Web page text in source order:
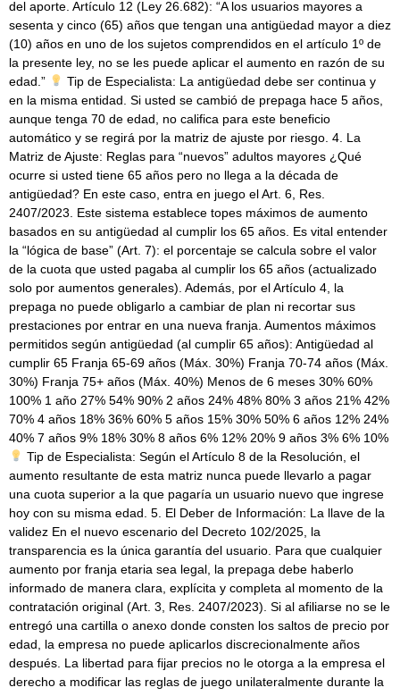
del aporte. Artículo 12 (Ley 26.682): “A los usuarios mayores a
sesenta y cinco (65) años que tengan una antigüedad mayor a diez
(10) años en uno de los sujetos comprendidos en el artículo 1º de
la presente ley, no se les puede aplicar el aumento en razón de su
edad.”
Tip de Especialista: La antigüedad debe ser continua y
en la misma entidad. Si usted se cambió de prepaga hace 5 años,
aunque tenga 70 de edad, no califica para este beneficio
automático y se regirá por la matriz de ajuste por riesgo. 4. La
Matriz de Ajuste: Reglas para “nuevos” adultos mayores ¿Qué
ocurre si usted tiene 65 años pero no llega a la década de
antigüedad? En este caso, entra en juego el Art. 6, Res.
2407/2023. Este sistema establece topes máximos de aumento
basados en su antigüedad al cumplir los 65 años. Es vital entender
la “lógica de base” (Art. 7): el porcentaje se calcula sobre el valor
de la cuota que usted pagaba al cumplir los 65 años (actualizado
solo por aumentos generales). Además, por el Artículo 4, la
prepaga no puede obligarlo a cambiar de plan ni recortar sus
prestaciones por entrar en una nueva franja. Aumentos máximos
permitidos según antigüedad (al cumplir 65 años): Antigüedad al
cumplir 65 Franja 65-69 años (Máx. 30%) Franja 70-74 años (Máx.
30%) Franja 75+ años (Máx. 40%) Menos de 6 meses 30% 60%
100% 1 año 27% 54% 90% 2 años 24% 48% 80% 3 años 21% 42%
70% 4 años 18% 36% 60% 5 años 15% 30% 50% 6 años 12% 24%
40% 7 años 9% 18% 30% 8 años 6% 12% 20% 9 años 3% 6% 10%
Tip de Especialista: Según el Artículo 8 de la Resolución, el
aumento resultante de esta matriz nunca puede llevarlo a pagar
una cuota superior a la que pagaría un usuario nuevo que ingrese
hoy con su misma edad. 5. El Deber de Información: La llave de la
validez En el nuevo escenario del Decreto 102/2025, la
transparencia es la única garantía del usuario. Para que cualquier
aumento por franja etaria sea legal, la prepaga debe haberlo
informado de manera clara, explícita y completa al momento de la
contratación original (Art. 3, Res. 2407/2023). Si al afiliarse no se le
entregó una cartilla o anexo donde consten los saltos de precio por
edad, la empresa no puede aplicarlos discrecionalmente años
después. La libertad para fijar precios no le otorga a la empresa el
derecho a modificar las reglas de juego unilateralmente durante la